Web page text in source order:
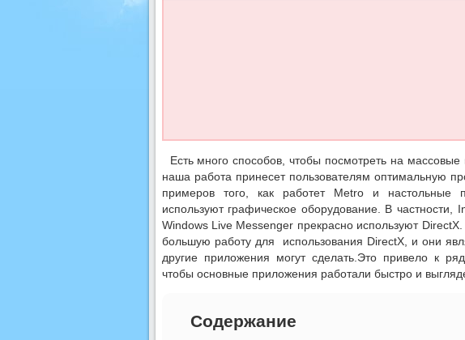
Есть много способов, чтобы посмотреть на массовые
наша работа принесет пользователям оптимальную
примеров того, как работет Metro и настольные
используют графическое оборудование. В
Windows Live Messenger прекрасно используют
большую работу для использования DirectX, и они
другие приложения могут сделать.Это привело к
чтобы основные приложения работали быстро и
Содержание